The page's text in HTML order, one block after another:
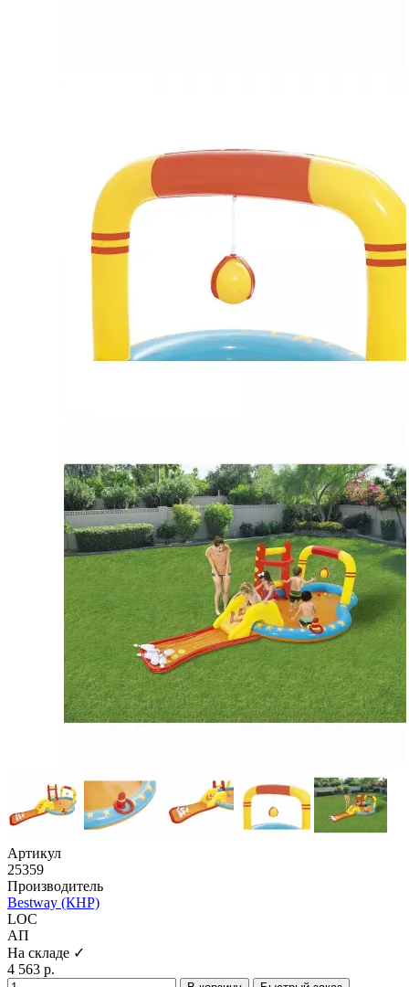
Артикул
25359
Производитель
Bestway (КНР)
LOC
АП
На складе ✓
4 563 р.